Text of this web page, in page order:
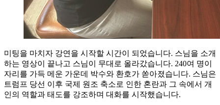
미팅을 마치자 강연을 시작할 시간이 되었습니다. 스님을 소개
하는 영상이 끝나고 스님이 무대로 올라갔습니다. 240여 명이
자리를 가득 메운 가운데 박수와 환호가 쏟아졌습니다. 스님은
트럼프 당선 이후 국제 원조 축소로 인한 혼란과 그 속에서 개
인의 역할과 태도를 강조하며 대화를 시작했습니다.